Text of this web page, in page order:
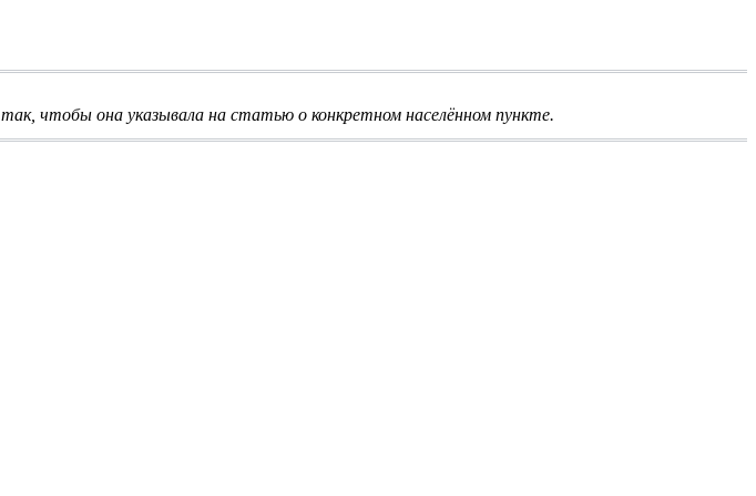
так, чтобы она указывала на статью о конкретном населённом пункте.